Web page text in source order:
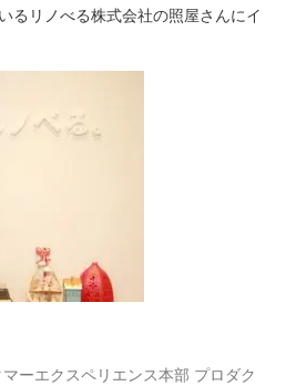
るリノべる株式会社の照屋さんにイ
ーエクスペリエンス本部 プロダク